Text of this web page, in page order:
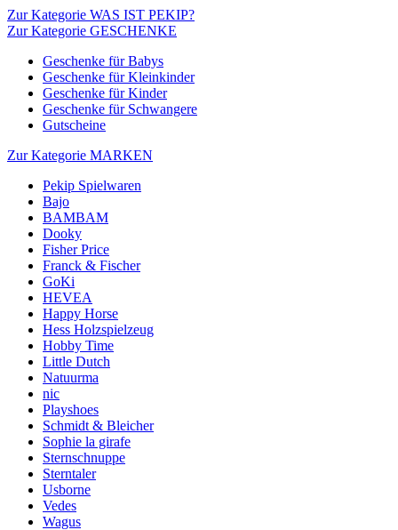
Zur Kategorie WAS IST PEKIP?
Zur Kategorie GESCHENKE
Geschenke für Babys
Geschenke für Kleinkinder
Geschenke für Kinder
Geschenke für Schwangere
Gutscheine
Zur Kategorie MARKEN
Pekip Spielwaren
Bajo
BAMBAM
Dooky
Fisher Price
Franck & Fischer
GoKi
HEVEA
Happy Horse
Hess Holzspielzeug
Hobby Time
Little Dutch
Natuurma
nic
Playshoes
Schmidt & Bleicher
Sophie la girafe
Sternschnuppe
Sterntaler
Usborne
Vedes
Wagus